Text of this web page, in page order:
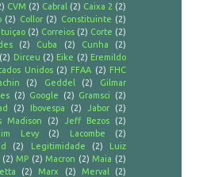
CVM (2) Cabral (2) Caixa 2 (2)
(2) Collor (2) Constituinte (2)
(2) Correios (2) Corte (2)
(2) Cuba (2) Cunha
(2)
(2) Dirceu (2) Eike (2) Eremildo
Unidos (2) FFAA (2) FHC
(2) Geddel (2)
Gilmar
(2) Google (2) Gramsci
(2)
(2) Ibovespa (2) Jabor
(2)
Madison
(2) Jeff Bezos
(2)
Levy
(2) Lacombe
(2)
(2) Legitimidade (2)
Luiz
(2) MP (2) Macron (2) Maia (2)
(2) Marx (2) Merval (2)